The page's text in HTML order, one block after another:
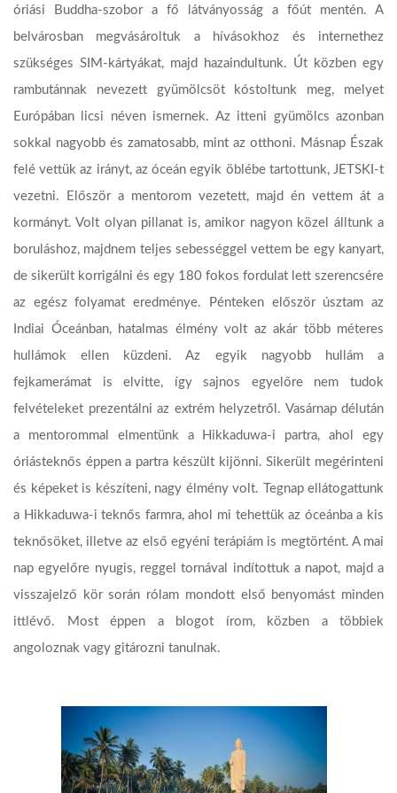
óriási Buddha-szobor a fő látványosság a főút mentén. A
belvárosban megvásároltuk a hívásokhoz és internethez
szükséges SIM-kártyákat, majd hazaindultunk. Út közben egy
rambutánnak nevezett gyümölcsöt kóstoltunk meg, melyet
Európában licsi néven ismernek. Az itteni gyümölcs azonban
sokkal nagyobb és zamatosabb, mint az otthoni. Másnap Észak
felé vettük az irányt, az óceán egyik öblébe tartottunk, JETSKI-t
vezetni. Először a mentorom vezetett, majd én vettem át a
kormányt. Volt olyan pillanat is, amikor nagyon közel álltunk a
boruláshoz, majdnem teljes sebességgel vettem be egy kanyart,
de sikerült korrigálni és egy 180 fokos fordulat lett szerencsére
az egész folyamat eredménye. Pénteken először úsztam az
Indiai Óceánban, hatalmas élmény volt az akár több méteres
hullámok ellen küzdeni. Az egyik nagyobb hullám a
fejkamerámat is elvitte, így sajnos egyelőre nem tudok
felvételeket prezentálni az extrém helyzetről. Vasárnap délután
a mentorommal elmentünk a Hikkaduwa-i partra, ahol egy
óriásteknős éppen a partra készült kijönni. Sikerült megérinteni
és képeket is készíteni, nagy élmény volt. Tegnap ellátogattunk
a Hikkaduwa-i teknős farmra, ahol mi tehettük az óceánba a kis
teknősöket, illetve az első egyéni terápiám is megtörtént. A mai
nap egyelőre nyugis, reggel tornával indítottuk a napot, majd a
visszajelző kör során rólam mondott első benyomást minden
ittlévő. Most éppen a blogot írom, közben a többiek
angoloznak vagy gitározni tanulnak.